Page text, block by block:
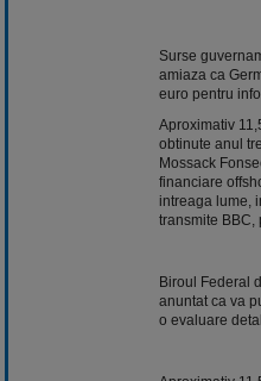
Surse
amiaza ca
euro pentru
Aproximativ
obtinute anul
Mossack
financiare
intreaga lume,
transmite BBC,
Biroul Federal
anuntat ca va
o evaluare